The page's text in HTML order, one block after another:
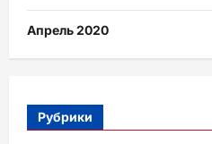
Апрель 2020
Рубрики